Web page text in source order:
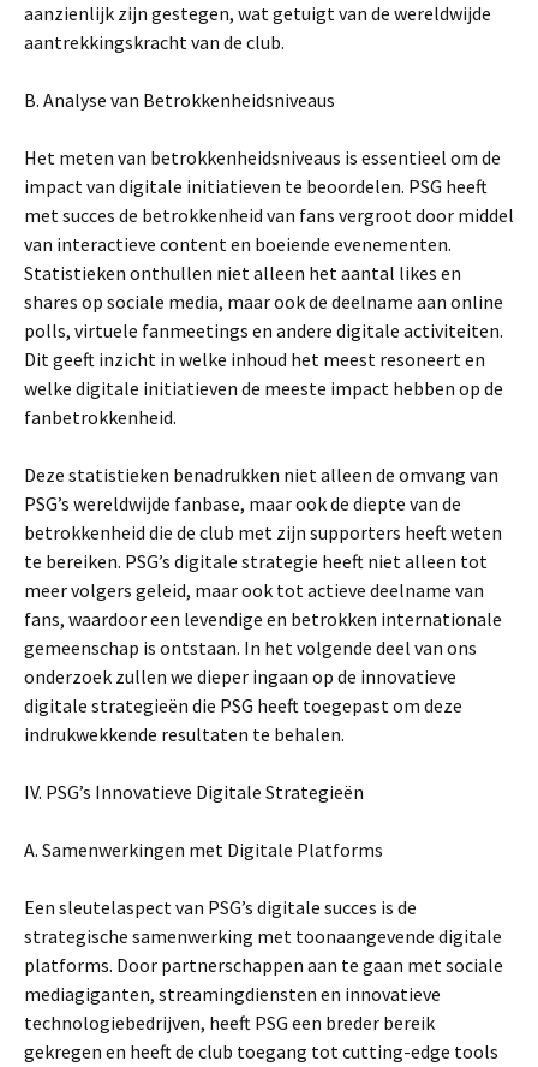
aanzienlijk zijn gestegen, wat getuigt van de wereldwijde
aantrekkingskracht van de club.
B. Analyse van Betrokkenheidsniveaus
Het meten van betrokkenheidsniveaus is essentieel om de
impact van digitale initiatieven te beoordelen. PSG heeft
met succes de betrokkenheid van fans vergroot door middel
van interactieve content en boeiende evenementen.
Statistieken onthullen niet alleen het aantal likes en
shares op sociale media, maar ook de deelname aan online
polls, virtuele fanmeetings en andere digitale activiteiten.
Dit geeft inzicht in welke inhoud het meest resoneert en
welke digitale initiatieven de meeste impact hebben op de
fanbetrokkenheid.
Deze statistieken benadrukken niet alleen de omvang van
PSG’s wereldwijde fanbase, maar ook de diepte van de
betrokkenheid die de club met zijn supporters heeft weten
te bereiken. PSG’s digitale strategie heeft niet alleen tot
meer volgers geleid, maar ook tot actieve deelname van
fans, waardoor een levendige en betrokken internationale
gemeenschap is ontstaan. In het volgende deel van ons
onderzoek zullen we dieper ingaan op de innovatieve
digitale strategieën die PSG heeft toegepast om deze
indrukwekkende resultaten te behalen.
IV. PSG’s Innovatieve Digitale Strategieën
A. Samenwerkingen met Digitale Platforms
Een sleutelaspect van PSG’s digitale succes is de
strategische samenwerking met toonaangevende digitale
platforms. Door partnerschappen aan te gaan met sociale
mediagiganten, streamingdiensten en innovatieve
technologiebedrijven, heeft PSG een breder bereik
gekregen en heeft de club toegang tot cutting-edge tools